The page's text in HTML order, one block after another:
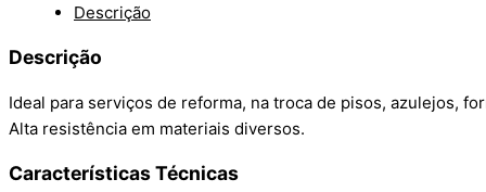
Descrição
Descrição
Ideal para serviços de reforma, na troca de pisos, azulejos,
Alta resistência em materiais diversos.
Características Técnicas